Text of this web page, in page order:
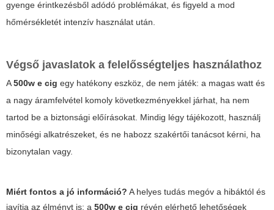
gyenge érintkezésből adódó problémákat, és figyeld a mod
hőmérsékletét intenzív használat után.
Végső javaslatok a felelősségteljes használathoz
A500w e cig egy hatékony eszköz, de nem játék: a magas watt és
a nagy áramfelvétel komoly következményekkel járhat, ha nem
tartod be a biztonsági előírásokat. Mindig légy tájékozott, használj
minőségi alkatrészeket, és ne habozz szakértői tanácsot kérni, ha
bizonytalan vagy.
Miért fontos a jó információ? A helyes tudás megóv a hibáktól és
javítja az élményt is: a 500w e cig révén elérhető lehetőségek